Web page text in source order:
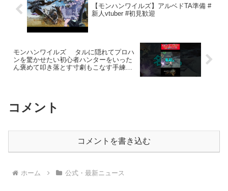
【モンハンワイルズ】アルベドTA準備 #
新人vtuber #初見歓迎
モンハンワイルズ タルに隠れてプロハ
ンを驚かせたい初心者ハンターをいった
ん褒めて叩き落とす寸劇もこなす手練れ
コメント
コメントを書き込む
ホーム 公式・最新ニュース